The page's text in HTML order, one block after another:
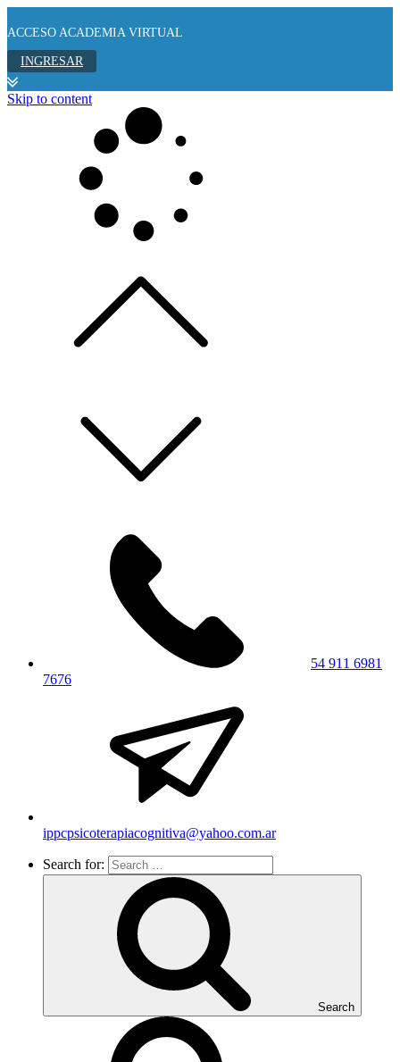
ACCESO ACADEMIA VIRTUAL
INGRESAR
Skip to content
54 911 6981
7676
ippcpsicoterapiacognitiva@yahoo.com.ar
Search for:
Search